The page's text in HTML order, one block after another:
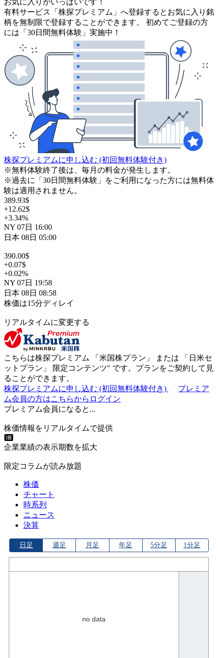
有料サービス「株探プレミアム」へ登録するとお気に入り銘
柄を無制限で登録することができます。 初めてご登録の方
には「30日間無料体験」実施中！
株探プレミアムに申し込む (初回無料体験付き)
※無料体験終了後は、毎月の料金が発生します。
※過去に「30日間無料体験」をご利用になった方には無料体
験は適用されません。
389.93$
+12.62$
+3.34%
NY 07日 16:00
日本 08日 05:00
390.00$
+0.07$
+0.02%
NY 07日 19:58
日本 08日 08:58
株価は15分ディレイ
リアルタイムに変更する
こちらは株探プレミアム 「 米国株プラン 」 または 「 日米セ
ットプラン 」 限定コンテンツ" です。プランをご契約して見
ることができます。
株探プレミアムに申し込む (初回無料体験付き)
プレミア
ム会員の方はこちらからログイン
プレミアム会員になると...
株価情報をリアルタイムで提供
企業業績の表示期数を拡大
限定コラムが読み放題
株価
チャート
時系列
ニュース
決算
日足 週足 月足 年足 5分足 1分足
no data